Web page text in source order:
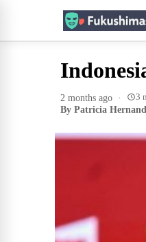
2 months ago · 3
By Patricia